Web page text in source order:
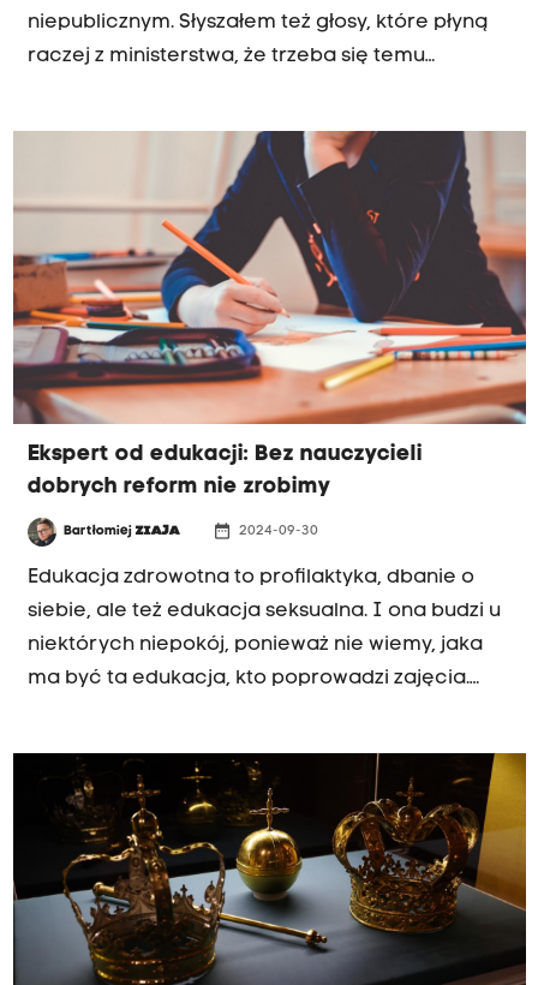
niepublicznym. Słyszałem też głosy, które płyną
raczej z ministerstwa, że trzeba się temu
Jagiellońskiego w rozmowie o przyszłości szkół
niepublicznych. Jak podkreślał gość Jacka Bańki,
jest zwolennikiem wolności edukacyjnej, czyli
pozostawienia rodzicom możliwości
decydowania o wyborze szkoły.
Ekspert od edukacji: Bez nauczycieli
dobrych reform nie zrobimy
BartłomiejZIAJA date_range 2024-09-30
Edukacja zdrowotna to profilaktyka, dbanie o
siebie, ale też edukacja seksualna. I ona budzi u
niektórych niepokój, ponieważ nie wiemy, jaka
ma być ta edukacja, kto poprowadzi zajęcia.
temat i dla niektórych – powiedziałbym - do
oprotestowania – mówił dr Stanisław Kowal,
ekspert do spraw edukacji (UJ) na antenie Radia
Kraków. Gość oceniał również inne pomysły
resortu edukacji, chociażby łączenie
przedmiotów.